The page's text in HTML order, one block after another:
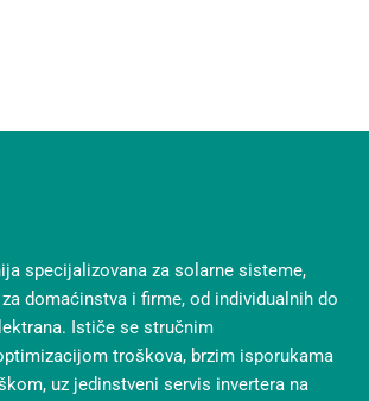
specijalizovana za solarne sisteme,
domaćinstva i firme, od individualnih do
Ističe se stručnim
troškova, brzim isporukama
uz jedinstveni servis invertera na